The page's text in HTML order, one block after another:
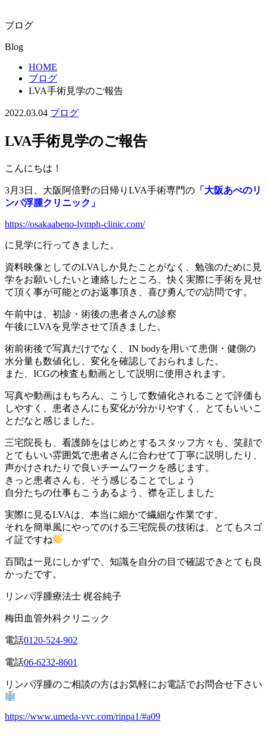
ブログ
Blog
HOME
ブログ
LVA手術見学のご報告
2022.03.04 ブログ
LVA手術見学のご報告
こんにちは！
3月3日、大阪阿倍野の日帰りLVA手術専門の 「大阪あべのリ
ンパ浮腫クリニック」
https://osakaabeno-lymph-clinic.com/
に見学に行ってきました。
資料映像としてのLVAしか見たことがなく、勉強のために見
学をお願いしたいと連絡したところ、快く実際に手術を見せ
て頂く事が可能とのお返事頂き、喜び勇んでの訪問です。
午前中は、初診・術後の患者さんの診察
午後にLVAを見学させて頂きました。
術前術後で写真だけでなく、IN bodyを用いて患側・健側の
水分量も数値化し、変化を確認しておられました。
また、ICGの検査も動画として説明に使用されます。
写真や動画はもちろん、こうして数値化されることで評価も
しやすく、患者さんにも変化が分かりやすく、とてもいいこ
とだなと感じました。
三宅院長も、看護師をはじめとするスタッフ方々も、笑顔で
とてもいい雰囲気で患者さんに合わせて丁寧に説明したり、
声かけされたりで良いチームワークを感じます。
きっと患者さんも、そう感じることでしょう
自分たちの仕事もこうあるよう、襟を正しました
実際に見るLVAは、本当に細かで繊細な作業です。
それを簡単風にやってのける三宅院長の技術は、とてもスゴ
イ証ですね
百聞は一見にしかずで、知識を自分の目で確認できとても良
かったです。
リンパ浮腫療法士 梶谷純子
梅田血管外科クリニック
電話0120-524-902
電話06-6232-8601
リンパ浮腫のご相談の方はお気軽にお電話でお問合せ下さい
https://www.umeda-vvc.com/rinpa1/#a09